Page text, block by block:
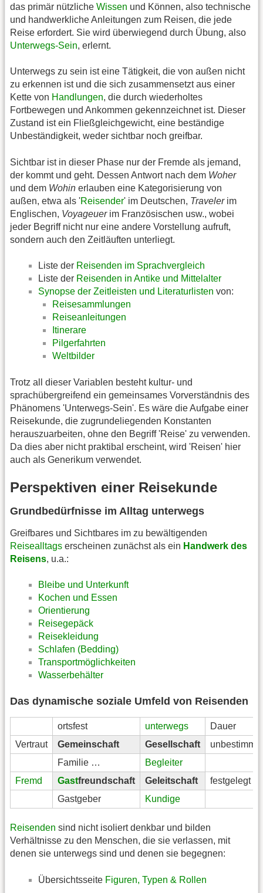
das primär nützliche Wissen und Können, also technische
und handwerkliche Anleitungen zum Reisen, die jede
Reise erfordert. Sie wird überwiegend durch Übung, also
Unterwegs-Sein, erlernt.
Unterwegs zu sein ist eine Tätigkeit, die von außen nicht
zu erkennen ist und die sich zusammensetzt aus einer
Kette von Handlungen, die durch wiederholtes
Fortbewegen und Ankommen gekennzeichnet ist. Dieser
Zustand ist ein Fließgleichgewicht, eine beständige
Unbeständigkeit, weder sichtbar noch greifbar.
Sichtbar ist in dieser Phase nur der Fremde als jemand,
der kommt und geht. Dessen Antwort nach dem Woher
und dem Wohin erlauben eine Kategorisierung von
außen, etwa als 'Reisender' im Deutschen, Travelerim
Englischen, Voyageuerim Französischen usw., wobei
jeder Begriff nicht nur eine andere Vorstellung aufruft,
sondern auch den Zeitläuften unterliegt.
Liste der Reisenden im Sprachvergleich
Liste der Reisenden in Antike und Mittelalter
Synopse der Zeitleisten und Literaturlisten von:
Reisesammlungen
Reiseanleitungen
Itinerare
Pilgerfahrten
Weltbilder
Trotz all dieser Variablen besteht kultur- und
sprachübergreifend ein gemeinsames Vorverständnis des
Phänomens 'Unterwegs-Sein'. Es wäre die Aufgabe einer
Reisekunde, die zugrundeliegenden Konstanten
herauszuarbeiten, ohne den Begriff 'Reise' zu verwenden.
Da dies aber nicht praktibal erscheint, wird 'Reisen' hier
auch als Generikum verwendet.
Perspektiven einer Reisekunde
Grundbedürfnisse im Alltag unterwegs
Greifbares und Sichtbares im zu bewältigenden
Reisealltags erscheinen zunächst als ein Handwerk des
Reisens, u.a.:
Bleibe und Unterkunft
Kochen und Essen
Orientierung
Reisegepäck
Reisekleidung
Schlafen (Bedding)
Transportmöglichkeiten
Wasserbehälter
Das dynamische soziale Umfeld von Reisenden
ortsfest unterwegs
Dauer
Vertraut
Gemeinschaft Gesellschaft
unbestimmt
Familie …
Begleiter
Fremd
Gastfreundschaft Geleitschaft
festgelegt
Gastgeber
Kundige
Reisenden sind nicht isoliert denkbar und bilden
Verhältnisse zu den Menschen, die sie verlassen, mit
denen sie unterwegs sind und denen sie begegnen:
Übersichtsseite Figuren, Typen & Rollen